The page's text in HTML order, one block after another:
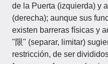
de la Puerta (izquierda) y
(derecha); aunque sus
existen barreras físicas y
"限" (separar, limitar)
restricción, de ser